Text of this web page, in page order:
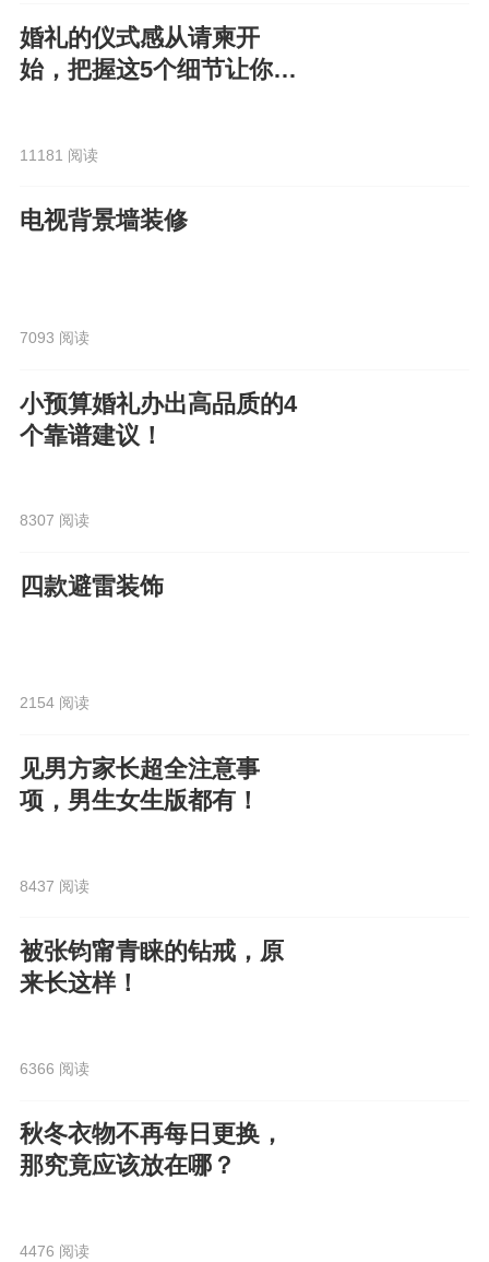
婚礼的仪式感从请柬开
始，把握这5个细节让你的
11181 阅读
电视背景墙装修
7093 阅读
小预算婚礼办出高品质的4
个靠谱建议！
8307 阅读
四款避雷装饰
2154 阅读
见男方家长超全注意事
项，男生女生版都有！
8437 阅读
被张钧甯青睐的钻戒，原
来长这样！
6366 阅读
秋冬衣物不再每日更换，
那究竟应该放在哪？
4476 阅读